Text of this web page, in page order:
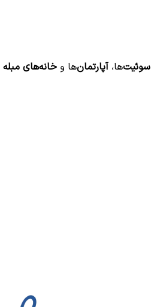
سوئیت‌ها،آپارتمان‌ها و خانه‌های مبله